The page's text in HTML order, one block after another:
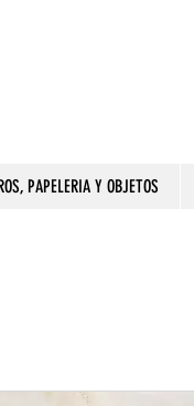
PAPELERIA Y OBJETOS